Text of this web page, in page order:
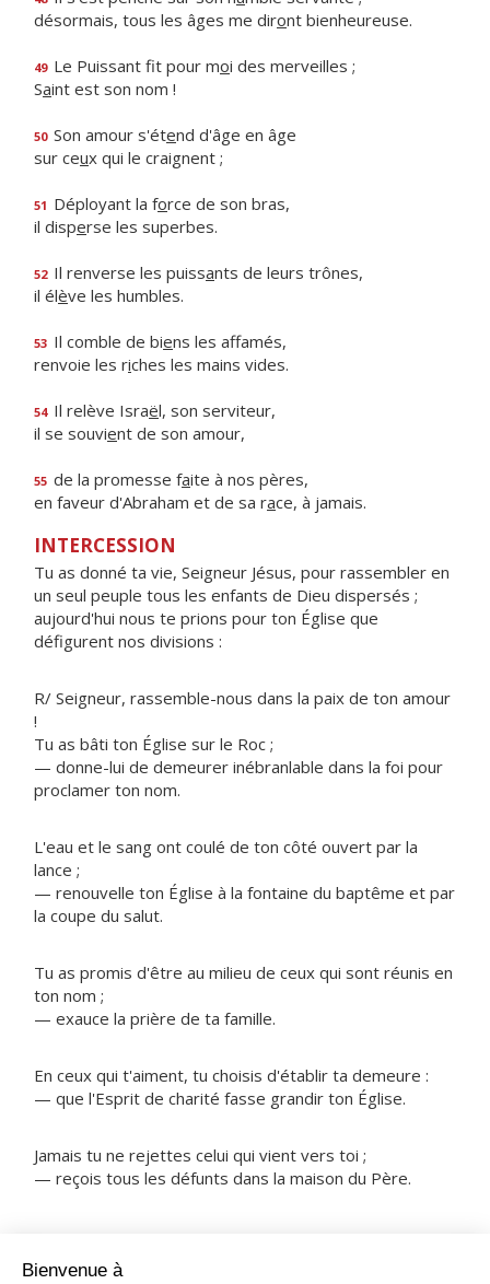
désormais, tous les âges me diront bienheureuse.
49 Le Puissant fit pour moi des merveilles ;
Saint est son nom !
50 Son amour s'étend d'âge en âge
sur ceux qui le craignent ;
51 Déployant la force de son bras,
il disperse les superbes.
52 Il renverse les puissants de leurs trônes,
il élève les humbles.
53 Il comble de biens les affamés,
renvoie les riches les mains vides.
54 Il relève Israël, son serviteur,
il se souvient de son amour,
55 de la promesse faite à nos pères,
en faveur d'Abraham et de sa race, à jamais.
INTERCESSION
Tu as donné ta vie, Seigneur Jésus, pour rassembler en
un seul peuple tous les enfants de Dieu dispersés ;
aujourd'hui nous te prions pour ton Église que
défigurent nos divisions :
R/ Seigneur, rassemble-nous dans la paix de ton amour
!
Tu as bâti ton Église sur le Roc ;
— donne-lui de demeurer inébranlable dans la foi pour
proclamer ton nom.
L'eau et le sang ont coulé de ton côté ouvert par la
lance ;
— renouvelle ton Église à la fontaine du baptême et par
la coupe du salut.
Tu as promis d'être au milieu de ceux qui sont réunis en
ton nom ;
— exauce la prière de ta famille.
En ceux qui t'aiment, tu choisis d'établir ta demeure :
— que l'Esprit de charité fasse grandir ton Église.
Jamais tu ne rejettes celui qui vient vers toi ;
— reçois tous les défunts dans la maison du Père.